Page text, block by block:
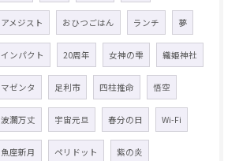
アメジスト おひつごはん ランチ 夢
インパクト 20周年 女神の雫 織姫神社
マゼンタ 足利市 四柱推命 悟空
波瀾万丈 宇宙元旦 春分の日 Wi-Fi
魚座新月 ペリドット 紫の炎